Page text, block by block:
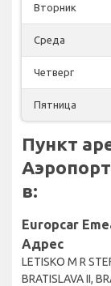
Вторник
Среда
Четверг
Пятница
Пункт
в:
Europcar
Адрес
LETISKO M R
BRATISLAVA II,